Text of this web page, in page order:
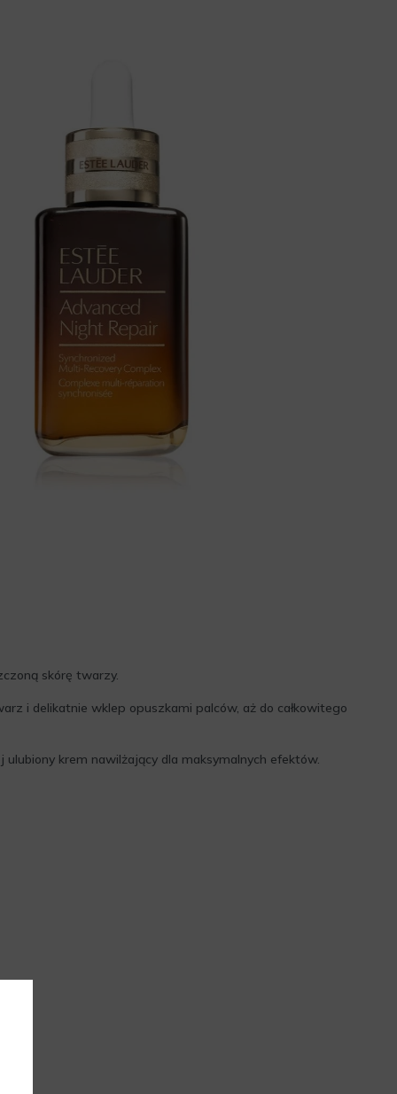
skórę twarzy.
i delikatnie wklep opuszkami palców, aż do całkowitego
krem nawilżający dla maksymalnych efektów.